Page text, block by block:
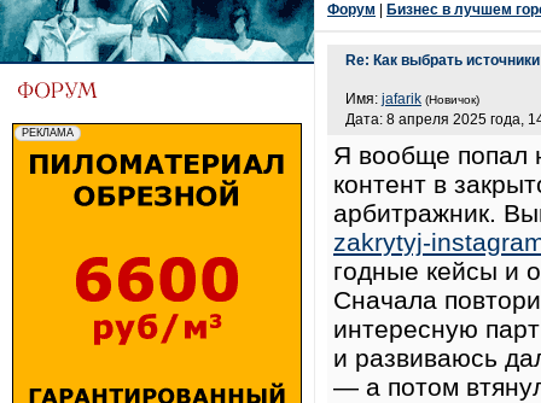
Форум Бизнес в лучшем
Re: Как выбрать
Имя: jafarik (Новичок)
Дата: 8 апреля 2025 года,
Я вообще попал
контент в
арбитражник.
zakrytyj-
годные кейсы и
Сначала
интересную
и развиваюсь
— а потом